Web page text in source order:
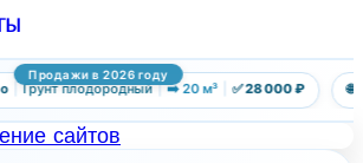
Продажи в 2026 году
| Грунт плодородный | ➡️ 20 м³ | ✅ 28 000 ₽ 🌐